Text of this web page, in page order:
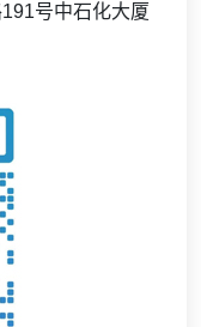
号中石化大厦